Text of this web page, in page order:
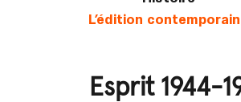
L’édition
Esprit 1944-